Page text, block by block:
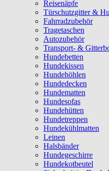
Reisenäpfe
Türschutzgitter &
Fahrradzubehör
Tragetaschen
Autozubehör
Transport- &
Hundebetten
Hundekissen
Hundehöhlen
Hundedecken
Hundematten
Hundesofas
Hundehütten
Hundetreppen
Hundekühlmatten
Leinen
Halsbänder
Hundegeschirre
Hundekotbeutel